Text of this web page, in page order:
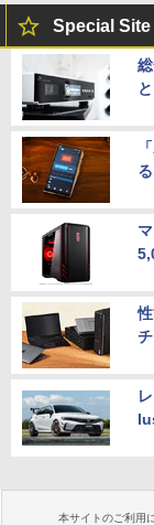
Special Site
本サイトのご利用